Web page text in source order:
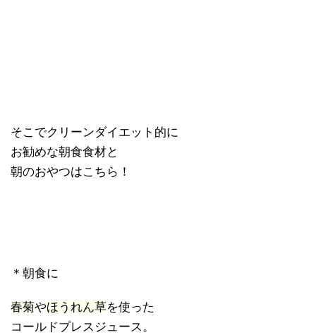
そこでクリーンダイエット的に
お勧めな朝食食材と
朝のおやつはこちら！
＊朝食に
春菊やほうれん草を使った
コールドプレスジュース。